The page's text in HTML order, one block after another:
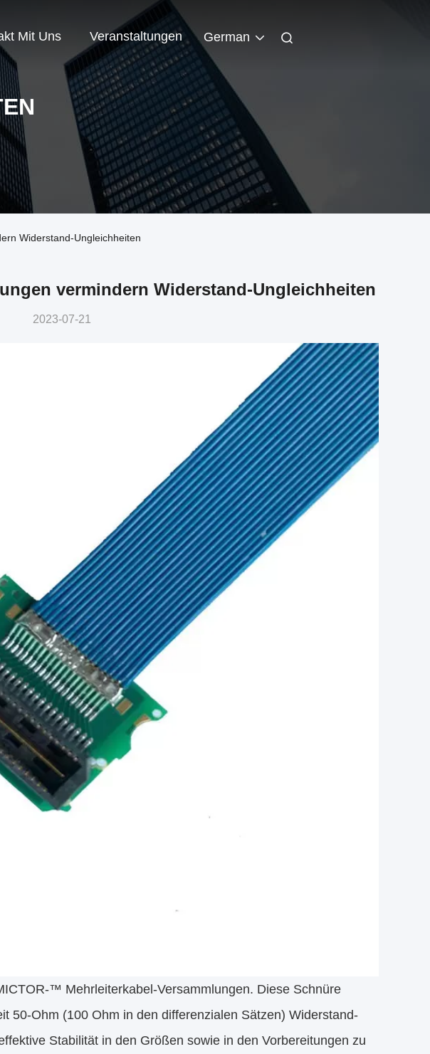
Mit Uns Veranstaltungen German
Widerstand-Ungleichheiten
vermindern Widerstand-Ungleichheiten
2023-07-21
™ Mehrleiterkabel-Versammlungen. Diese Schnüre
50-Ohm (100 Ohm in den differenzialen Sätzen) Widerstand-
Stabilität in den Größen sowie in den Vorbereitungen zu